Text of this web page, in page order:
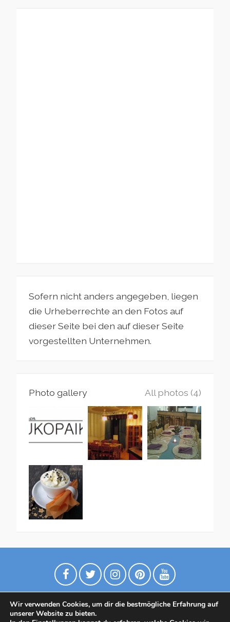
Sofern nicht anders angegeben, liegen
die Urheberrechte an den Fotos auf
dieser Seite bei den auf dieser Seite
vorgestellten Unternehmen.
Photo gallery All photos (4)
Wir verwenden Cookies, um dir die bestmögliche Erfahrung auf
unserer Website zu bieten.